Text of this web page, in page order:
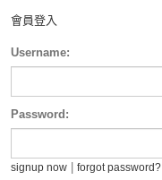
會員登入
Username:
Password:
signup now forgot password?